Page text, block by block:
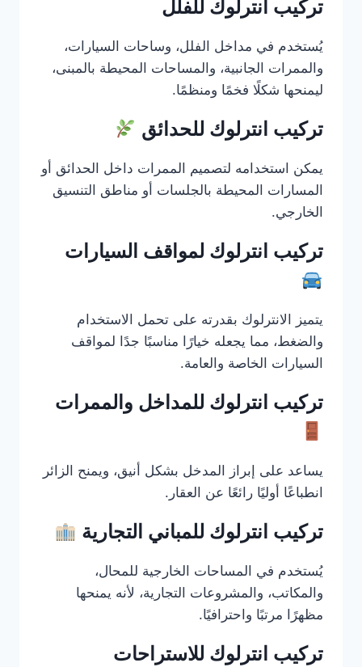
تركيب انترلوك للفلل
يُستخدم في مداخل الفلل، وساحات السيارات،
والممرات الجانبية، والمساحات المحيطة بالمبنى،
ليمنحها شكلًا فخمًا ومنظمًا.
تركيب انترلوك للحدائق
يمكن استخدامه لتصميم الممرات داخل الحدائق أو
المسارات المحيطة بالجلسات أو مناطق التنسيق
الخارجي.
تركيب انترلوك لمواقف السيارات
يتميز الانترلوك بقدرته على تحمل الاستخدام
والضغط، مما يجعله خيارًا مناسبًا جدًا لمواقف
السيارات الخاصة والعامة.
تركيب انترلوك للمداخل والممرات
يساعد على إبراز المدخل بشكل أنيق، ويمنح الزائر
انطباعًا أوليًا رائعًا عن العقار.
تركيب انترلوك للمباني التجارية
يُستخدم في المساحات الخارجية للمحال،
والمكاتب، والمشروعات التجارية، لأنه يمنحها
مظهرًا مرتبًا واحترافيًا.
تركيب انترلوك للاستراحات